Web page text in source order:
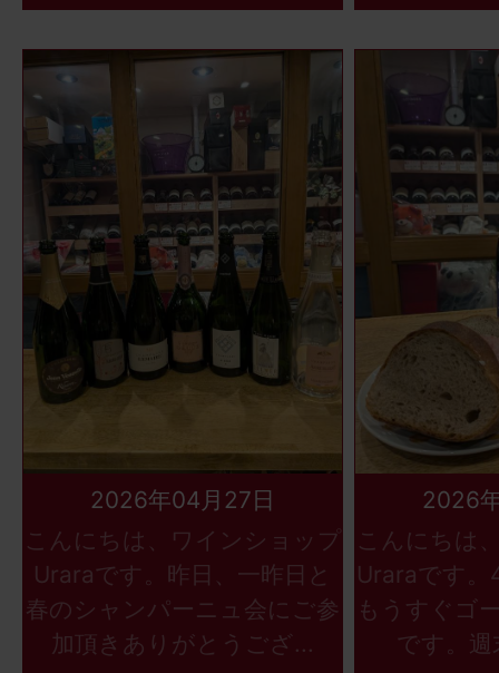
2026年04月27日
こんにちは、ワインショップ
Uraraです。昨日、一昨日と
春のシャンパーニュ会にご参
加頂きありがとうござ...
2026
こんにちは
Uraraです。
もうすぐゴ
です。